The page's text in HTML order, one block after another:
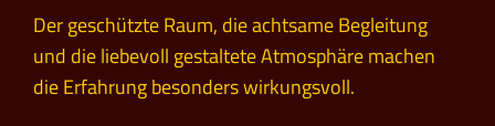
Der geschützte Raum, die achtsame Begleitung
und die liebevoll gestaltete Atmosphäre machen
die Erfahrung besonders wirkungsvoll.